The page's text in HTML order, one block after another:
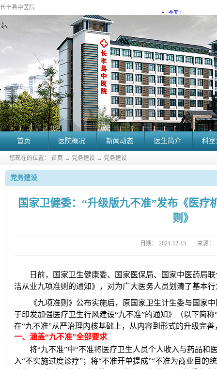
长丰县中医院
首页 医院概况 新闻动态 医生简介 科
您现在的位置： 首页 → 党务建设 → 党务建设
党务建设
国家卫健委：“升级版九不准”发布《医疗
则》
日期： 2021-12-13 来源：
日前，国家卫生健康委、国家医保局、国家中医药局
洁从业九项准则的通知》，对为广大医务人员划清了基本
《九项准则》公布实施后，原国家卫生计生委与国家
于印发加强医疗卫生行风建设“九不准”的通知》（以下简
在“九不准”从严治理内核基础上，从内容到形式的升级完
一、涵盖“九不准”全部要求
将“九不准”中“不准将医疗卫生人员个人收入与药品和
入“不实施过度诊疗”；将“不准开单提成”“不准为商业目的